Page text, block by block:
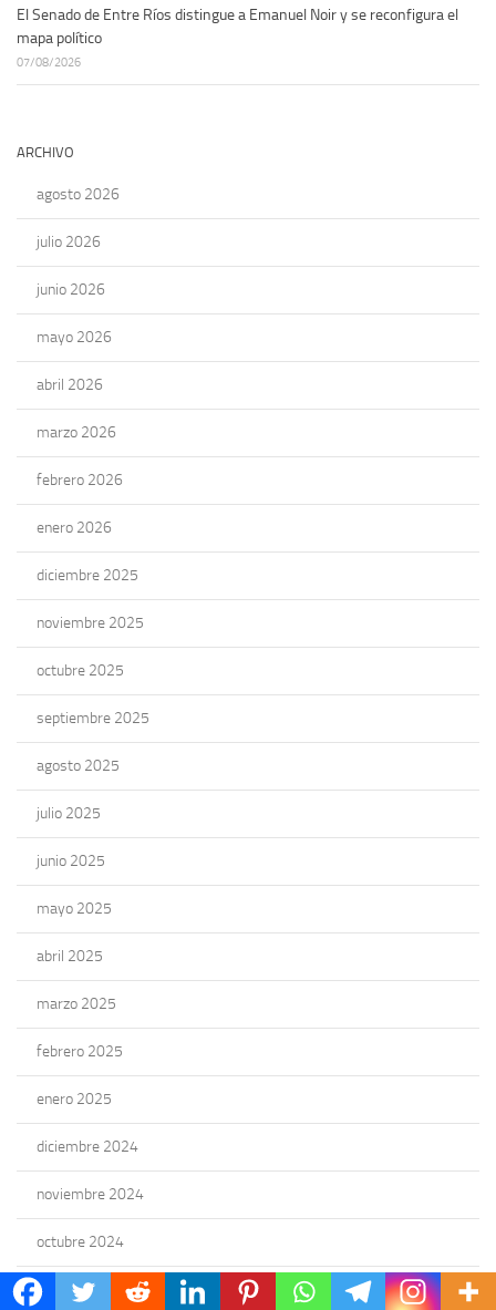
El Senado de Entre Ríos distingue a Emanuel Noir y se reconfigura el
mapa político
07/08/2026
ARCHIVO
agosto 2026
julio 2026
junio 2026
mayo 2026
abril 2026
marzo 2026
febrero 2026
enero 2026
diciembre 2025
noviembre 2025
octubre 2025
septiembre 2025
agosto 2025
julio 2025
junio 2025
mayo 2025
abril 2025
marzo 2025
febrero 2025
enero 2025
diciembre 2024
noviembre 2024
octubre 2024
septiembre 2024